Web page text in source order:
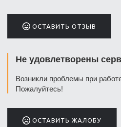
ОСТАВИТЬ ОТЗЫВ
Не удовлетворены
Возникли проблемы при
Пожалуйтесь!
ОСТАВИТЬ ЖАЛОБУ